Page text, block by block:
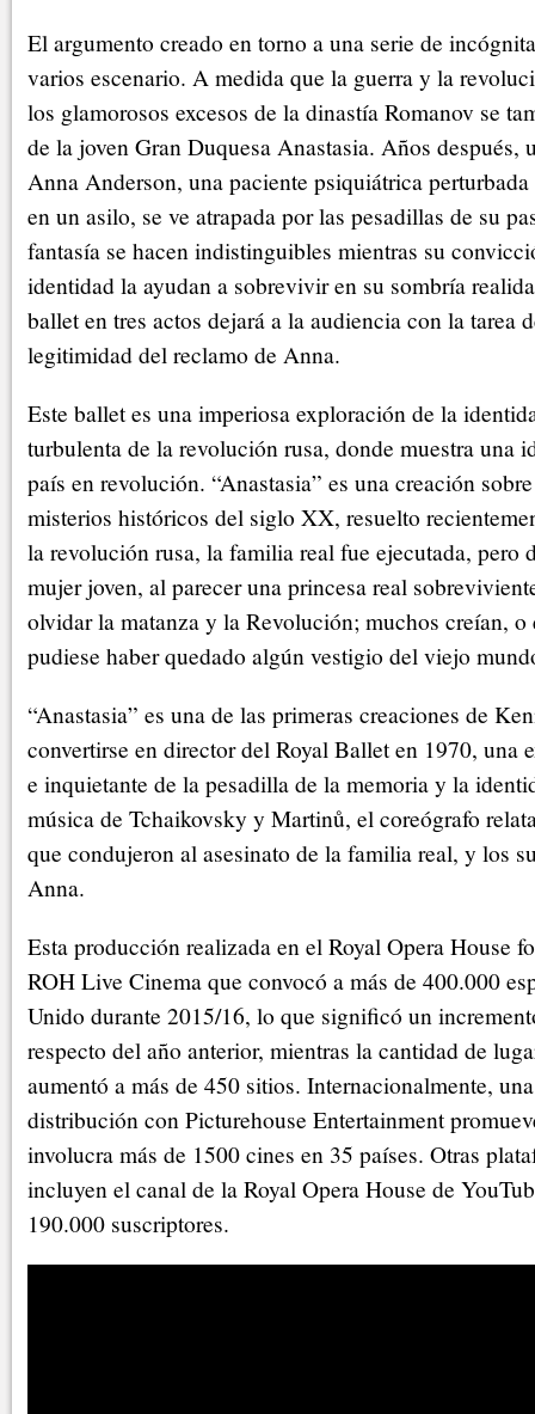
El argumento creado en torno a una serie de
varios escenario. A medida que la guerra y la
los glamorosos excesos de la dinastía Romanov se
de la joven Gran Duquesa Anastasia. Años después,
Anna Anderson, una paciente psiquiátrica
en un asilo, se ve atrapada por las pesadillas de su
fantasía se hacen indistinguibles mientras su
identidad la ayudan a sobrevivir en su sombría
ballet en tres actos dejará a la audiencia con la tarea
legitimidad del reclamo de Anna.
Este ballet es una imperiosa exploración de la
turbulenta de la revolución rusa, donde muestra una
país en revolución. “Anastasia” es una creación
misterios históricos del siglo XX, resuelto
la revolución rusa, la familia real fue ejecutada, pero
mujer joven, al parecer una princesa real
olvidar la matanza y la Revolución; muchos creían, o
pudiese haber quedado algún vestigio del viejo
“Anastasia” es una de las primeras creaciones de
convertirse en director del Royal Ballet en 1970, una
e inquietante de la pesadilla de la memoria y la
música de Tchaikovsky y Martinů, el coreógrafo
que condujeron al asesinato de la familia real, y los
Anna.
Esta producción realizada en el Royal Opera House
ROH Live Cinema que convocó a más de 400.000
Unido durante 2015/16, lo que significó un
respecto del año anterior, mientras la cantidad de
aumentó a más de 450 sitios. Internacionalmente,
distribución con Picturehouse Entertainment
involucra más de 1500 cines en 35 países. Otras
incluyen el canal de la Royal Opera House de
190.000 suscriptores.